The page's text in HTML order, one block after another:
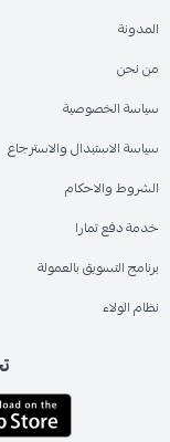
المدونة
من نحن
سياسة الخصوصية
سياسة الاستبدال والاسترجاع
الشروط والاحكام
خدمة دفع تمارا
برنامج التسويق بالعمولة
نظام الولاء